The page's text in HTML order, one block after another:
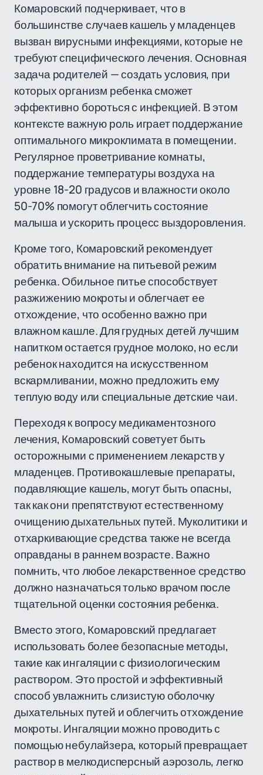
Комаровский подчеркивает, что в
большинстве случаев кашель у младенцев
вызван вирусными инфекциями, которые не
требуют специфического лечения. Основная
задача родителей — создать условия, при
которых организм ребенка сможет
эффективно бороться с инфекцией. В этом
контексте важную роль играет поддержание
оптимального микроклимата в помещении.
Регулярное проветривание комнаты,
поддержание температуры воздуха на
уровне 18-20 градусов и влажности около
50-70% помогут облегчить состояние
малыша и ускорить процесс выздоровления.
Кроме того, Комаровский рекомендует
обратить внимание на питьевой режим
ребенка. Обильное питье способствует
разжижению мокроты и облегчает ее
отхождение, что особенно важно при
влажном кашле. Для грудных детей лучшим
напитком остается грудное молоко, но если
ребенок находится на искусственном
вскармливании, можно предложить ему
теплую воду или специальные детские чаи.
Переходя к вопросу медикаментозного
лечения, Комаровский советует быть
осторожными с применением лекарств у
младенцев. Противокашлевые препараты,
подавляющие кашель, могут быть опасны,
так как они препятствуют естественному
очищению дыхательных путей. Муколитики и
отхаркивающие средства также не всегда
оправданы в раннем возрасте. Важно
помнить, что любое лекарственное средство
должно назначаться только врачом после
тщательной оценки состояния ребенка.
Вместо этого, Комаровский предлагает
использовать более безопасные методы,
такие как ингаляции с физиологическим
раствором. Это простой и эффективный
способ увлажнить слизистую оболочку
дыхательных путей и облегчить отхождение
мокроты. Ингаляции можно проводить с
помощью небулайзера, который превращает
раствор в мелкодисперсный аэрозоль, легко